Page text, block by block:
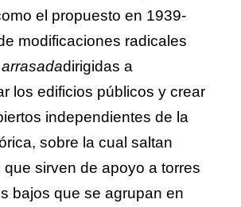
el propuesto en 1939-
modificaciones radicales
dirigidas a
los edificios públicos y crear
independientes de la
sobre la cual saltan
que sirven de apoyo a torres
bajos que se agrupan en